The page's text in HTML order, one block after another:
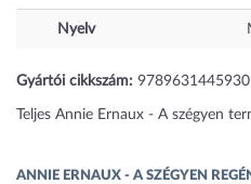
Nyelv
Gyártói cikkszám: 9789631445930
Teljes Annie Ernaux - A szégyen
ANNIE ERNAUX - A SZÉGYEN